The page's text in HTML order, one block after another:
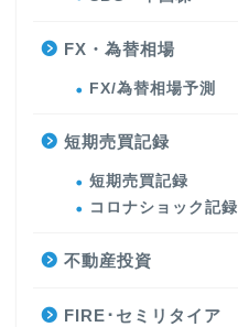
FX・為替相場
FX/為替相場予測
短期売買記録
短期売買記録
コロナショック記録
不動産投資
FIRE･セミリタイア